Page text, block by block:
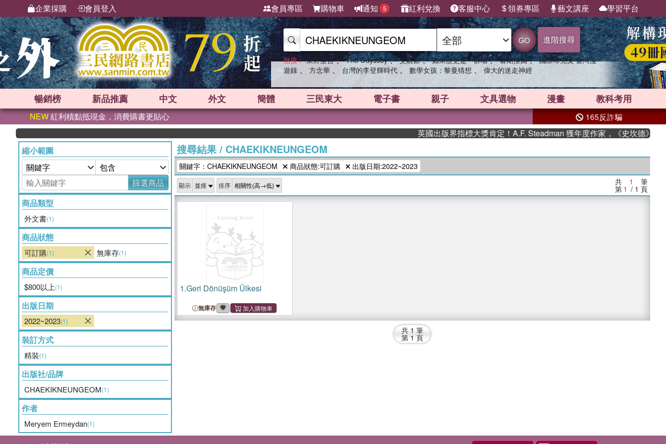
企業採購 會員登入 會員專區 購物車 通知 5 紅利兌換 客服中心 領券專區 藝文講座 學習平台
GO 進階搜尋
熱搜： 東野圭吾 、 The Odyssey 、 父親節 、 如果歷史是一群喵 、 暑期推薦 、 國際布克獎 臺灣漫
遊錄 、 方念華 、 台灣的李登輝時代 、 數學女孩：黎曼猜想 、 偉大的迷走神經
暢銷榜 新品推薦 中文 外文 簡體 三民東大 電子書 親子 文具選物 漫畫 教科考用
NEW紅利積點抵現金，消費購書更貼心 165反詐騙
英國出版界指標大獎肯定！A.F. Steadman 獲年度作家，《史坎德》系列
縮小範圍
篩選商品
商品類型
外文書(1)
商品狀態
可訂購(1) 無庫存(1)
商品定價
$800以上(1)
出版日期
2022~2023(1)
裝訂方式
精裝(1)
出版社/品牌
CHAEKIKNEUNGEOM(1)
作者
Meryem Ermeydan(1)
搜尋結果/ CHAEKIKNEUNGEOM
關鍵字：CHAEKIKNEUNGEOM 商品狀態:可訂購 出版日期:2022~2023
顯示 排序 共 1 筆
第 1 / 1 頁
1.Geri Dönüşüm Ülkesi
無庫存
共 1 筆
第 1 頁